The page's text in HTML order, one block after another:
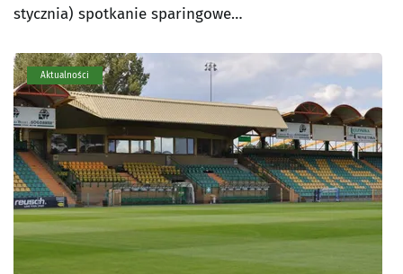
stycznia) spotkanie sparingowe…
Aktualności